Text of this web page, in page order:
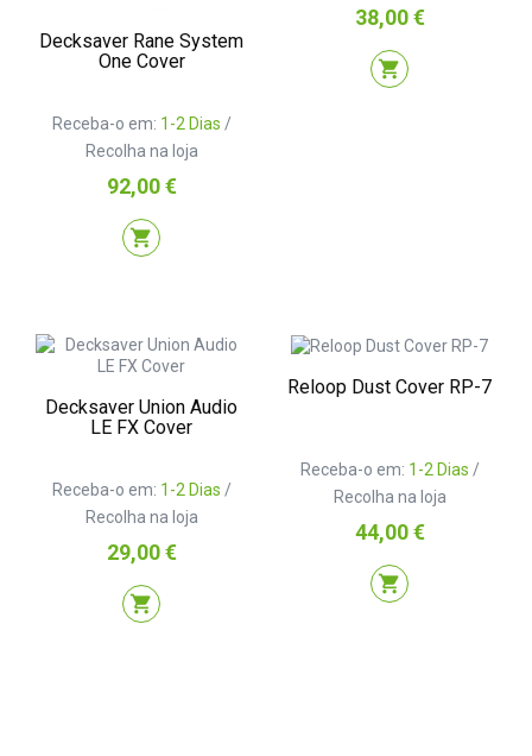
Decksaver Rane System
One Cover
Receba-o em: 1-2 Dias /
Recolha na loja
Preço
92,00 €
shopping_cart
Preço
38,00 €
shopping_cart
Decksaver Union Audio
LE FX Cover
Receba-o em: 1-2 Dias /
Recolha na loja
Preço
29,00 €
shopping_cart
Reloop Dust Cover RP-7
Receba-o em: 1-2 Dias /
Recolha na loja
Preço
44,00 €
shopping_cart